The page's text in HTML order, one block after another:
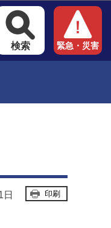
検索 緊急・災害
印刷